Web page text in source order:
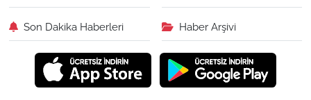
Son Dakika Haberleri Haber Arşivi